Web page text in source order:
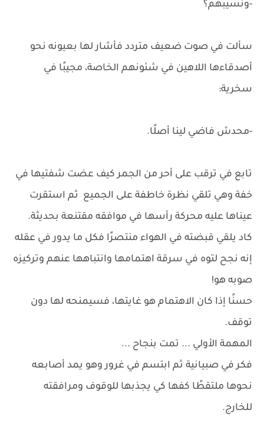
-ونسيبهم؟
سألت في صوت ضعيف متردد فأشار لها بعيونه نحو
أصدقاءها اللاهين في شئونهم الخاصة، مجيبًا في
سخرية:
-محدش فاضي لينا أصلًا.
تابع في ترقب على أحر من الجمر كيف عضت شفتيها في
خفة وهي تلقي نظرة خاطفة على الجميع ثم استقرت
عيناها عليه محركة رأسها في موافقه مقتنعة بحديثة.
كاد يلقي قبضته في الهواء منتصرًا فكل ما يدور في عقله
إنه نجح لتوه في سرقة اهتمامها وانتباهها عنهم وتركيزه
صوبه هو!
حسنًا إذا كان الاهتمام هو غايتها، فسيمنحه لها دون
توقف.
المهمة الأولي ... تمت بنجاح ...
فكر في صبيانية ثم ابتسم في غرور وهو يمد أصابعه
نحوها ملتقطًا كفها كي يجذبها للوقوف ومرافقته
للخارج.